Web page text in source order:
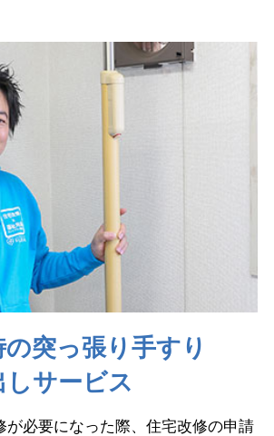
突っ張り手すり
サービス
が必要になった際、住宅改修の申請